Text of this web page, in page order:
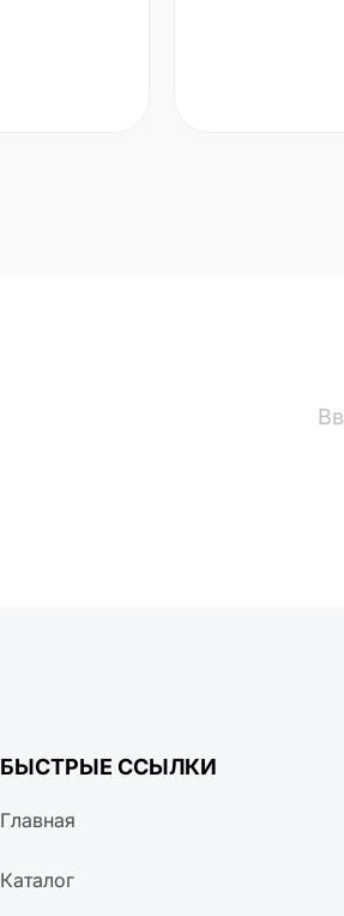
БЫСТРЫЕ ССЫЛКИ
Главная
Каталог